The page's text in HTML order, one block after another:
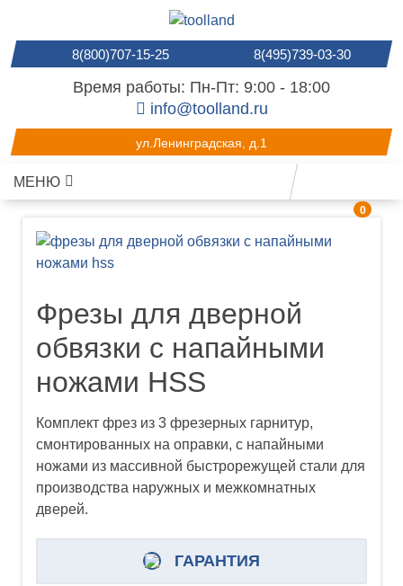
8(800)707-15-25 8(495)739-03-30
Время работы: Пн-Пт: 9:00 - 18:00
info@toolland.ru
ул.Ленинградская, д.1
МЕНЮ
0
Фрезы для дверной
обвязки с напайными
ножами HSS
Комплект фрез из 3 фрезерных гарнитур,
смонтированных на оправки, с напайными
ножами из массивной быстрорежущей стали для
производства наружных и межкомнатных
дверей.
ГАРАНТИЯ